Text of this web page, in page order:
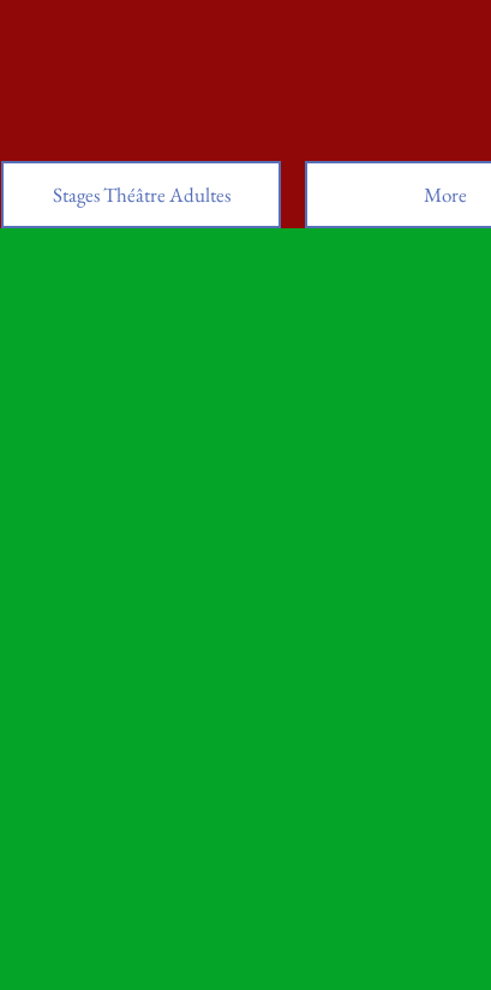
Stages Théâtre Adultes More